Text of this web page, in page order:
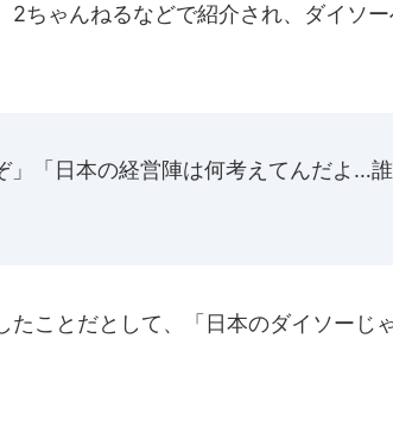
ちゃんねるなどで紹介され、ダイソ
」「日本の経営陣は何考えてんだよ…
ことだとして、「日本のダイソーじ